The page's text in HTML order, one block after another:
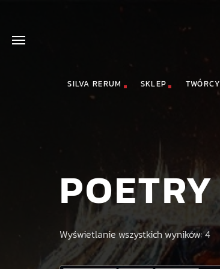
SILVA RERUM SKLEP TWÓRCY
POETRY
Wyświetlanie wszystkich wyników: 4